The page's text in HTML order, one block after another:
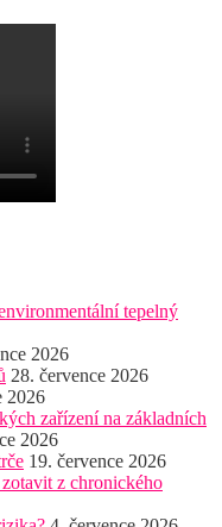
tepelný
2026
28. července 2026
2026
zařízení na základních
2026
19. července 2026
zotavit z chronického